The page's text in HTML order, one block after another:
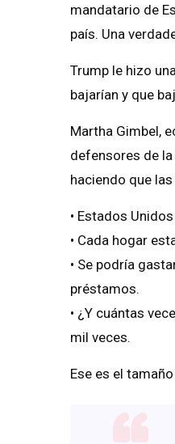
mandatario de
país. Una
Trump le hizo
bajarían y que
Martha Gimbel,
defensores de
haciendo que
• Estados
• Cada hogar
• Se podría
préstamos.
• ¿Y cuántas
mil veces.
Ese es el